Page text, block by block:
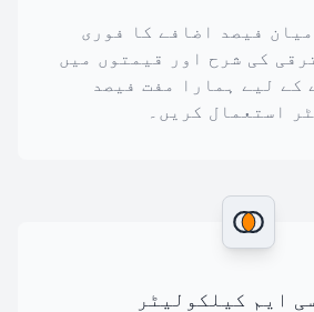
فیصد اضافے کا فوری
کی شرح اور قیمتوں میں
کے لیے ہمارا مفت فیصد
استعمال کریں۔
ایم کیلکولیٹر